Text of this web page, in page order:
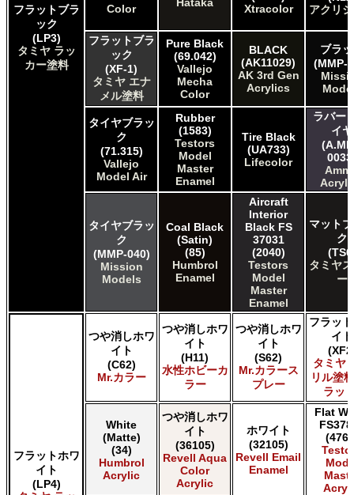
Testors of Rust-Oleum Group Testors Model Master
Enamel
The Scale Modellers Supply SMS
Xtracolor Xtracolor
ガイアノーツ ガイア エナメル カラー
ガイアノーツ ガイアカラー
タミヤ タミヤ アクリル塗料
タミヤ タミヤ アクリル塗料 (フラット)
タミヤ タミヤ エアーモデルスプレー
タミヤ タミヤ エナメル塗料
タミヤ タミヤ トップコート/サーフェイサー/プライマー
タミヤ タミヤ ラッカー塗料
タミヤ タミヤスプレー
ＧＳＩクレオス Mr.カラー
ＧＳＩクレオス Mr.カラー GX
ＧＳＩクレオス Mr.カラー 色ノ源
ＧＳＩクレオス Mr.カラー スーパーメタリック
ＧＳＩクレオス Mr.カラー スーパーメタリック 2
ＧＳＩクレオス Mr.カラースプレー
ＧＳＩクレオス Mr.クリアカラーGX
ＧＳＩクレオス Mr.クリスタルカラー
ＧＳＩクレオス Mr.サーフェイサー/プライマー
ＧＳＩクレオス Mr.トップコート
ＧＳＩクレオス Mr.メタリックカラーGX
ＧＳＩクレオス Mr.メタルカラー
ＧＳＩクレオス アクリジョン
ＧＳＩクレオス ガンダムカラー
ＧＳＩクレオス ガンダムカラースプレー
ＧＳＩクレオス ガンダムマーカー
フラットブラ
ック
(LP3)
タミヤ ラッ
カー塗料
Color
Xtracolor
アクリ
フラットブラ
ック
(XF-1)
タミヤ エナ
メル塗料
Pure Black
(69.042)
Vallejo
Mecha
Color
BLACK
(AK11029)
AK 3rd Gen
Acrylics
ブラ
(MMP-
タイヤブラッ
ク
(71.315)
Vallejo
Model Air
Rubber
(1583)
Testors
Model
Master
Enamel
Tire Black
(UA733)
Lifecolor
ラバー
イヤ
タイヤブラッ
ク
(MMP-040)
Mission
Models
Coal Black
(Satin)
(85)
Humbrol
Enamel
Aircraft
Interior
Black FS
37031
(2040)
Testors
Model
Master
Enamel
マット
ク
タミヤ
ー
フラットホワ
イト
(LP4)
つや消しホワ
イト
(C62)
Mr.カラー
つや消しホワ
イト
(H11)
水性ホビーカ
ラー
つや消しホワ
イト
(S62)
Mr.カラース
プレー
フラッ
イト
タミヤ
リル塗
ラッ
White
(Matte)
(34)
Humbrol
Acrylic
つや消しホワ
イト
(36105)
Revell Aqua
Color
Acrylic
ホワイト
(32105)
Revell Email
Enamel
Flat